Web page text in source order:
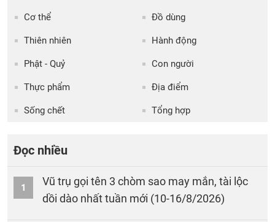
Cơ thể Đồ dùng
Thiên nhiên Hành động
Phật - Quỷ Con người
Thực phẩm Địa điểm
Sống chết Tổng hợp
Đọc nhiều
1
Vũ trụ gọi tên 3 chòm sao may mắn, tài lộc
dồi dào nhất tuần mới (10-16/8/2026)